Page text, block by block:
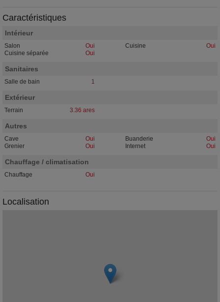
Caractéristiques
Intérieur
Salon Oui Cuisine
Oui
Cuisine séparée
Oui
Sanitaires
Salle de bain 1
Extérieur
Terrain 3.36 ares
Autres
Cave Oui Buanderie
Oui
Grenier
Oui Internet Oui
Chauffage / climatisation
Chauffage Oui
Localisation